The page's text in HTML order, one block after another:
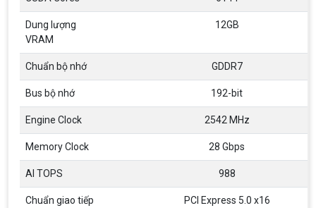
Dung lượng
VRAM
12GB
Chuẩn bộ nhớ GDDR7
Bus bộ nhớ 192-bit
Engine Clock 2542 MHz
Memory Clock 28 Gbps
AI TOPS 988
Chuẩn giao tiếp PCI Express 5.0 x16
Top 18 tựa game PC huyền thoại gắn liền